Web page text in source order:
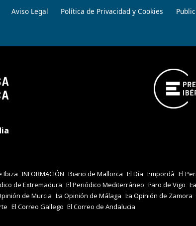
Aviso Legal Política de Privacidad y Cookies
Ibiza INFORMACIÓN Diario de Mallorca El Día Empordà El
de Extremadura El Periódico Mediterráneo Faro de Vigo
de Murcia La Opinión de Málaga La Opinión de Zamora
El Correo Gallego El Correo de Andalucia